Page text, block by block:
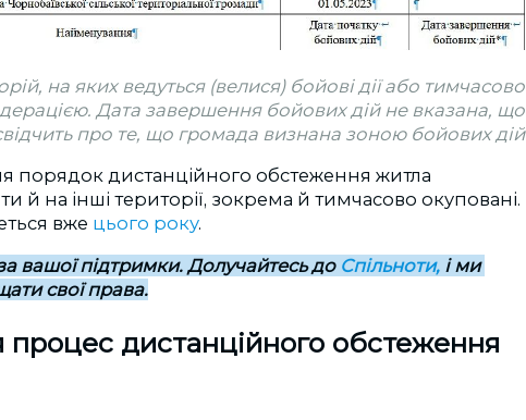
на яких ведуться (велися) бойові дії або тимчасово
Дата завершення бойових дій не вказана, що
про те, що громада визнана зоною бойових дій
порядок дистанційного обстеження житла
й на інші території, зокрема й тимчасово окуповані.
вже цього року.
вашої підтримки. Долучайтесь до Спільноти, і ми
свої права.
процес дистанційного обстеження